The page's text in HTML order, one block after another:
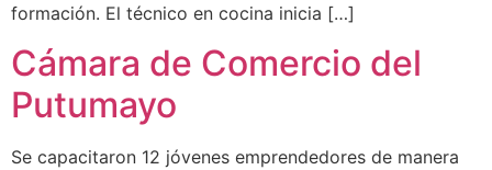
formación. El técnico en cocina inicia […]
Cámara de Comercio del
Putumayo
Se capacitaron 12 jóvenes emprendedores de manera